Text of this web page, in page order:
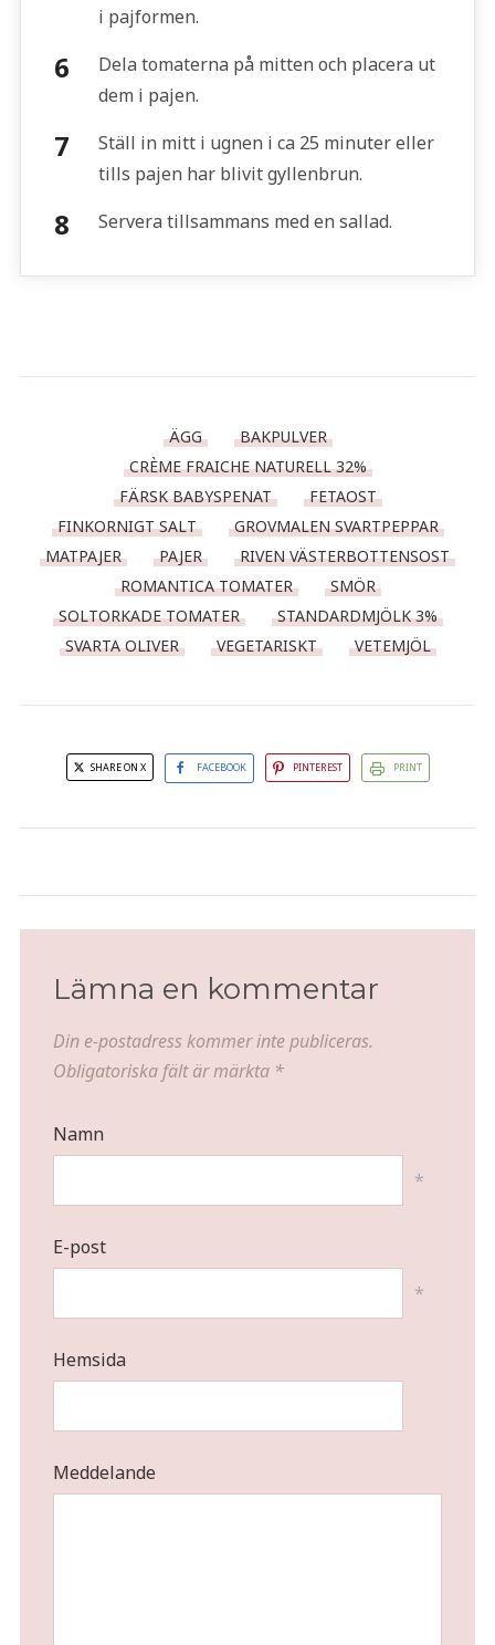
i pajformen.
Dela tomaterna på mitten och placera ut
dem i pajen.
Ställ in mitt i ugnen i ca 25 minuter eller
tills pajen har blivit gyllenbrun.
Servera tillsammans med en sallad.
ÄGG
BAKPULVER
CRÈME FRAICHE NATURELL 32%
FÄRSK BABYSPENAT
FETAOST
FINKORNIGT SALT
GROVMALEN SVARTPEPPAR
MATPAJER
PAJER
RIVEN VÄSTERBOTTENSOST
ROMANTICA TOMATER
SMÖR
SOLTORKADE TOMATER
STANDARDMJÖLK 3%
SVARTA OLIVER
VEGETARISKT VETEMJÖL
SHARE ON X FACEBOOK PINTEREST PRINT
Lämna en kommentar
Din e-postadress kommer inte publiceras.
Obligatoriska fält är märkta *
Namn
*
E-post
*
Hemsida
Meddelande